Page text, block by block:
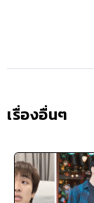
เรื่องอื่นๆ